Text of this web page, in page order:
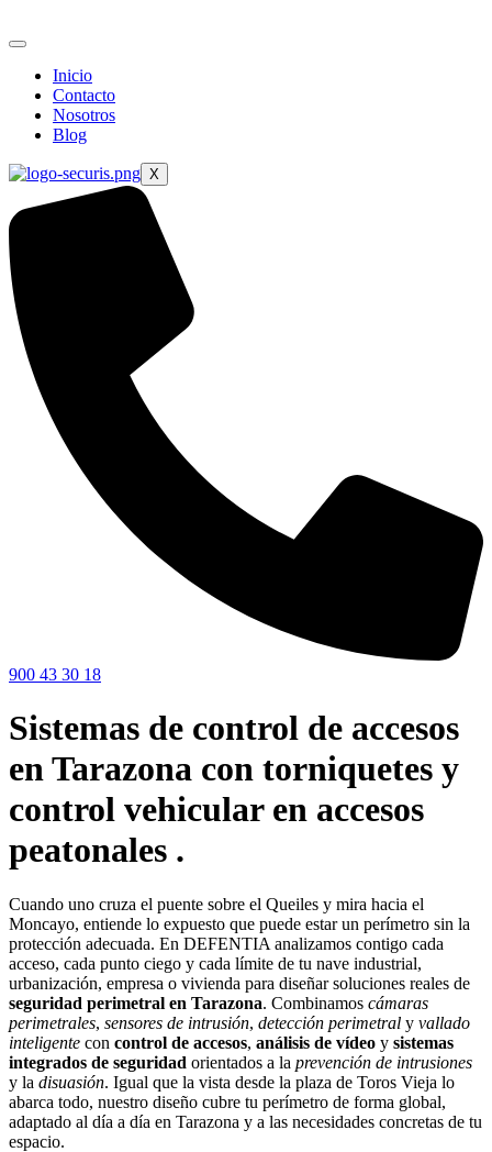
al
Inicio
Contacto
Nosotros
Blog
X
900 43 30 18
Sistemas de control de accesos
en Tarazona con torniquetes y
control vehicular en accesos
peatonales .
Cuando uno cruza el puente sobre el Queiles y mira hacia el
Moncayo, entiende lo expuesto que puede estar un perímetro sin la
protección adecuada. En DEFENTIA analizamos contigo cada
acceso, cada punto ciego y cada límite de tu nave industrial,
urbanización, empresa o vivienda para diseñar soluciones reales de
seguridad perimetral en Tarazona. Combinamos cámaras
perimetrales, sensores de intrusión, detección perimetral y vallado
inteligente con control de accesos, análisis de vídeo y sistemas
integrados de seguridad orientados a la prevención de intrusiones
y la disuasión. Igual que la vista desde la plaza de Toros Vieja lo
abarca todo, nuestro diseño cubre tu perímetro de forma global,
adaptado al día a día en Tarazona y a las necesidades concretas de tu
espacio.